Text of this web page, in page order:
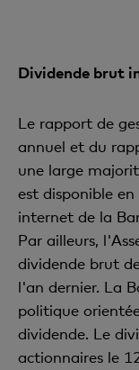
Dividende brut
Le rapport de
annuel et du
une large
est disponible
internet de la
Par ailleurs,
dividende brut
l'an dernier. La
politique
dividende. Le
actionnaires le